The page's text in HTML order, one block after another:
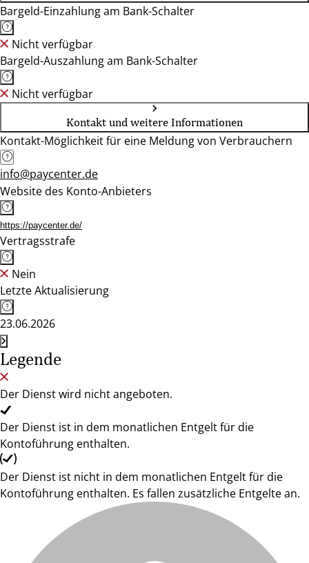
Bargeld-Einzahlung am Bank-Schalter
Nicht verfügbar
Bargeld-Auszahlung am Bank-Schalter
Nicht verfügbar
Kontakt und weitere Informationen
Kontakt-Möglichkeit für eine Meldung von Verbrauchern
info@paycenter.de
Website des Konto-Anbieters
https://paycenter.de/
Vertragsstrafe
Nein
Letzte Aktualisierung
23.06.2026
Legende
Der Dienst wird nicht angeboten.
Der Dienst ist in dem monatlichen Entgelt für die
Kontoführung enthalten.
Der Dienst ist nicht in dem monatlichen Entgelt für die
Kontoführung enthalten. Es fallen zusätzliche Entgelte an.